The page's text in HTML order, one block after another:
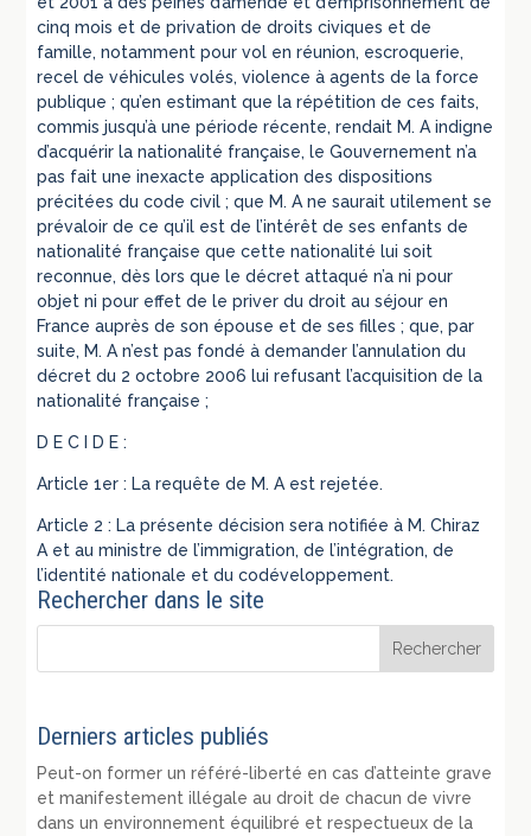
cinq mois et de privation de droits civiques et de
famille, notamment pour vol en réunion, escroquerie,
recel de véhicules volés, violence à agents de la force
publique ; qu’en estimant que la répétition de ces faits,
commis jusqu’à une période récente, rendait M. A indigne
d’acquérir la nationalité française, le Gouvernement n’a
pas fait une inexacte application des dispositions
précitées du code civil ; que M. A ne saurait utilement se
prévaloir de ce qu’il est de l’intérêt de ses enfants de
nationalité française que cette nationalité lui soit
reconnue, dès lors que le décret attaqué n’a ni pour
objet ni pour effet de le priver du droit au séjour en
France auprès de son épouse et de ses filles ; que, par
suite, M. A n’est pas fondé à demander l’annulation du
décret du 2 octobre 2006 lui refusant l’acquisition de la
nationalité française ;
D E C I D E :
Article 1er : La requête de M. A est rejetée.
Article 2 : La présente décision sera notifiée à M. Chiraz
A et au ministre de l’immigration, de l’intégration, de
l’identité nationale et du codéveloppement.
Rechercher dans le site
Derniers articles publiés
Peut-on former un référé-liberté en cas d’atteinte grave
et manifestement illégale au droit de chacun de vivre
dans un environnement équilibré et respectueux de la